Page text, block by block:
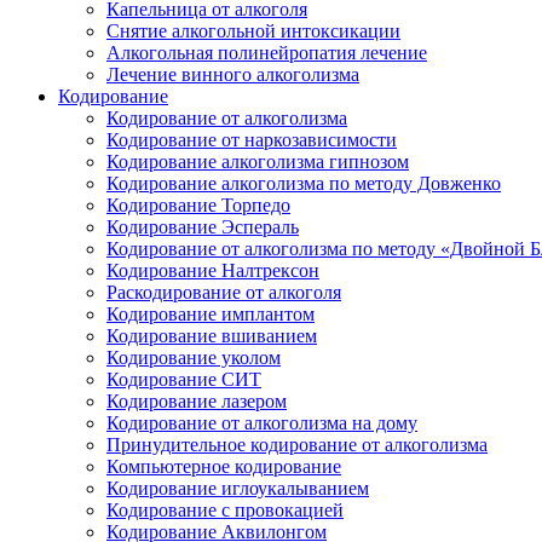
Капельница от алкоголя
Снятие алкогольной интоксикации
Алкогольная полинейропатия лечение
Лечение винного алкоголизма
Кодирование
Кодирование от алкоголизма
Кодирование от наркозависимости
Кодирование алкоголизма гипнозом
Кодирование алкоголизма по методу Довженко
Кодирование Торпедо
Кодирование Эспераль
Кодирование от алкоголизма по методу «Двойной
Кодирование Налтрексон
Раскодирование от алкоголя
Кодирование имплантом
Кодирование вшиванием
Кодирование уколом
Кодирование СИТ
Кодирование лазером
Кодирование от алкоголизма на дому
Принудительное кодирование от алкоголизма
Компьютерное кодирование
Кодирование иглоукалыванием
Кодирование с провокацией
Кодирование Аквилонгом